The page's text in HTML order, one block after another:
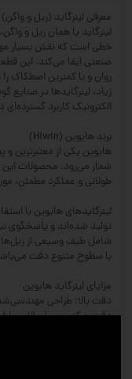
معرفی لینرگاید (ریل و واگن)
لینرگاید یا همان ریل و
صنعتی ایفا می‌کند. این
روان و با کمترین اصطکاک
زیاد، لینرگایدها در
الکترونیک کاربرد گسترده‌ای
برند هایوین (Hiwin)
هایوین یکی از معتبرترین و
شمار می‌رود. محصولات این
طولانی و عملکرد مطمئن،
لینرگایدهای هایوین با
تولید شده‌اند و پاسخگوی
شامل طیف وسیعی از ریل‌ها
با سطوح متنوع دقت
مزایای لینرگاید هایوین
دقت بالا: طراحی
دقت حرکتی بسیار بالایی را